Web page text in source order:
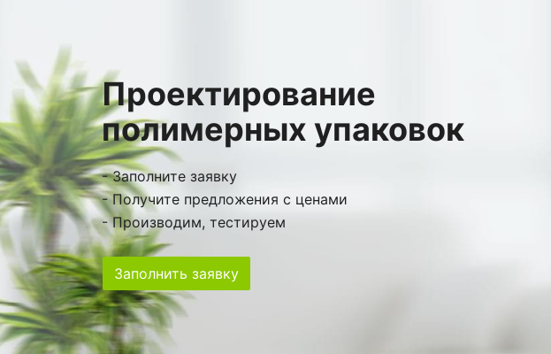
Проектирование
полимерных упаковок
- Заполните заявку
- Получите предложения с ценами
- Производим, тестируем
Заполнить заявку